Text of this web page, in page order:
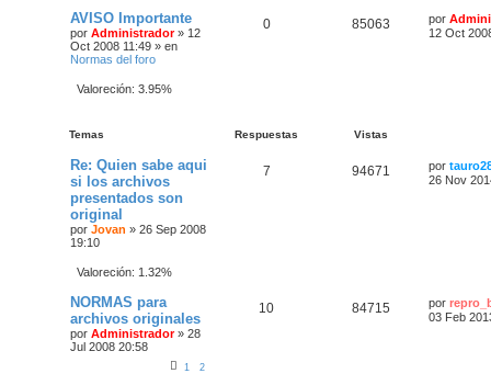
AVISO Importante
por Administrador» 12
Oct 2008 11:49 » en
Normas del foro
Valoreción: 3.95%
0 85063 por
12 Oct
Temas Respuestas Vistas
Re: Quien sabe aqui
si los archivos
presentados son
original
por Jovan » 26 Sep 2008
19:10
Valoreción: 1.32%
7 94671 por
26 Nov
NORMAS para
archivos originales
por Administrador» 28
Jul 2008 20:58
1 2
10 84715 por
03 Feb